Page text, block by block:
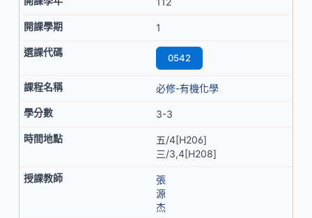
1
0542
必修-有機化學
3-3
五/4[H206]
三/3,4[H208]
張
源
杰